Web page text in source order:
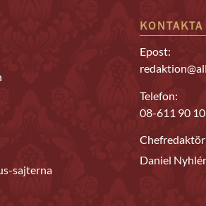
sajterna
Epost:
Telefon:
08-611 90 10
Daniel